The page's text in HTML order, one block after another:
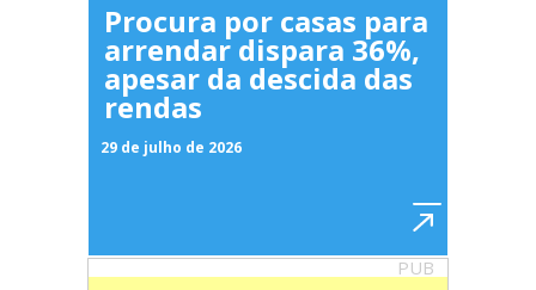
Procura por casas para
arrendar dispara 36%,
apesar da descida das
rendas
29 de julho de 2026
PUB